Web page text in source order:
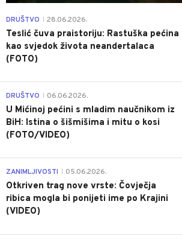
DRUŠTVO 28.06.2026.
Teslić čuva praistoriju: Rastuška pećina
kao svjedok života neandertalaca
(FOTO)
DRUŠTVO 06.06.2026.
U Mićinoj pećini s mladim naučnikom iz
BiH: Istina o šišmišima i mitu o kosi
(FOTO/VIDEO)
ZANIMLJIVOSTI 05.06.2026.
Otkriven trag nove vrste: Čovječja
ribica mogla bi ponijeti ime po Krajini
(VIDEO)